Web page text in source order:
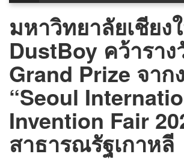
มหาวิทยาลัยเชียง
DustBoy คว้ารา
Grand Prize จาก
“Seoul
Invention Fair
สาธารณรัฐเกาหลี